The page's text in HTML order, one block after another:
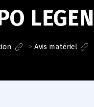
> Avis matériel